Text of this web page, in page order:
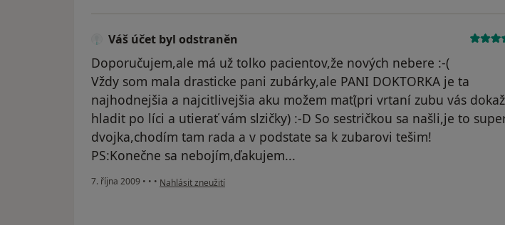
Váš účet byl odstraněn
Doporučujem,ale má už tolko pacientov,že nových nebere :-(
Vždy som mala drasticke pani zubárky,ale PANI DOKTORKA je ta
najhodnejšia a najcitlivejšia aku možem mať(pri vrtaní zubu vás
hladit po líci a utierať vám slzičky) :-D So sestričkou sa našli,je to
dvojka,chodím tam rada a v podstate sa k zubarovi tešim!
PS:Konečne sa nebojím,ďakujem...
7. října 2009 • • • podle názoru uživatele Váš účet byl odstraněn
Nahlásit zneužití